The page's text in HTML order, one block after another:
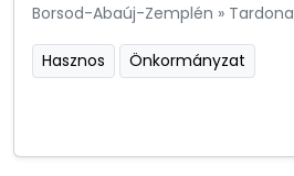
Borsod-Abaúj-Zemplén » Tardona
Hasznos Önkormányzat